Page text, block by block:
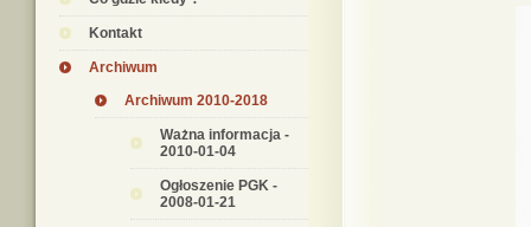
Kontakt
Archiwum
Archiwum 2010-2018
Ważna informacja -
2010-01-04
Ogłoszenie PGK -
2008-01-21